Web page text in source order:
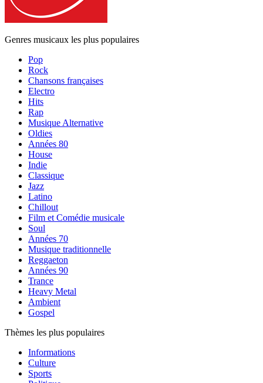
Genres musicaux les plus populaires
Pop
Rock
Chansons françaises
Electro
Hits
Rap
Musique Alternative
Oldies
Années 80
House
Indie
Classique
Jazz
Latino
Chillout
Film et Comédie musicale
Soul
Années 70
Musique traditionnelle
Reggaeton
Années 90
Trance
Heavy Metal
Ambient
Gospel
Thèmes les plus populaires
Informations
Culture
Sports